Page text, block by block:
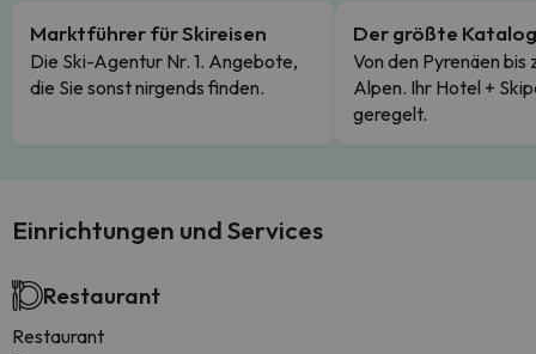
Marktführer für Skireisen
Die Ski-Agentur Nr. 1. Angebote,
die Sie sonst nirgends finden.
Der größte Katalog
Von den Pyrenäen bis
Alpen. Ihr Hotel +
geregelt.
Einrichtungen und Services
Restaurant
Restaurant